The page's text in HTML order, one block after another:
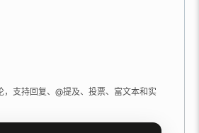
，支持回复、@提及、投票、富文本和实